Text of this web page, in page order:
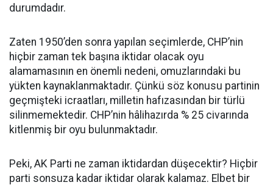
durumdadır.
Zaten 1950’den sonra yapılan seçimlerde, CHP’nin
hiçbir zaman tek başına iktidar olacak oyu
alamamasının en önemli nedeni, omuzlarındaki bu
yükten kaynaklanmaktadır. Çünkü söz konusu partinin
geçmişteki icraatları, milletin hafızasından bir türlü
silinmemektedir. CHP’nin hâlihazırda % 25 civarında
kitlenmiş bir oyu bulunmaktadır.
Peki, AK Parti ne zaman iktidardan düşecektir? Hiçbir
parti sonsuza kadar iktidar olarak kalamaz. Elbet bir